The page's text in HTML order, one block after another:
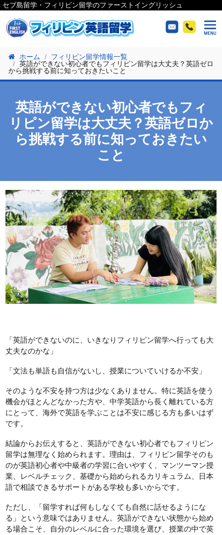
セブ島留学・フィリピン留学のファーストイングリッシュ
ホーム
フィリピン留学情報一覧
英語ができない初心者でもフィリピン留学は大丈夫？英語ゼロ
から挑戦する前に知っておきたいこと
英語ができない初心者でもフィ
リピン留学は大丈夫？英語ゼロか
ら挑戦する前に知っておきたい
こと
「英語ができないのに、いきなりフィリピン留学へ行っても大
丈夫なのかな」
「文法も単語も自信がないし、授業についていけるか不安」
そのような不安を持つ方は少なくありません。特に英語を使う
機会がほとんどなかった方や、中学英語から長く離れている方
にとって、海外で英語を学ぶことは不安に感じる方も多いはず
です。
結論からお伝えすると、英語ができない初心者でもフィリピン
留学は無理なく始められます。理由は、フィリピン留学そのも
のが英語初心者や中級者の学習に合いやすく、マンツーマン授
業、レベルチェック、基礎から始められるカリキュラム、日本
語で相談できるサポートがある学校も多いからです。
ただし、「留学すれば何もしなくても自然に話せるようにな
る」という意味ではありません。英語ができない状態から始め
る場合こそ、自分のレベルに合った環境を選び、授業の中で英